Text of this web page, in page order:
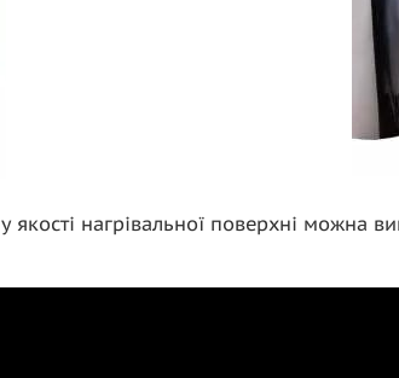
у якості нагрівальної поверхні можна